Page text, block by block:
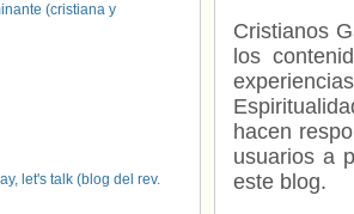
Cristianos
los
hacen
usuarios a
este blog.
(cristiana y
let's talk (blog del rev.